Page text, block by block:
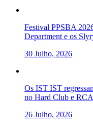
Festival PPSBA
Department e os
30 Julho, 2026
Os IST IST
no Hard Club e
26 Julho, 2026